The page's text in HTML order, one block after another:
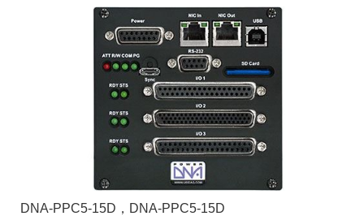
DNA-PPC5-15D，DNA-PPC5-15D